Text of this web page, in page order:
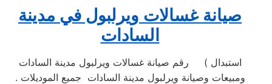
صيانة غسالات ويرلبول في مدينة
السادات
رقم صيانة غسالات ويرلبول مدينة السادات ( استبدال
ومبيعات وصيانة ويرلبول مدينة السادات جميع الموديلات .